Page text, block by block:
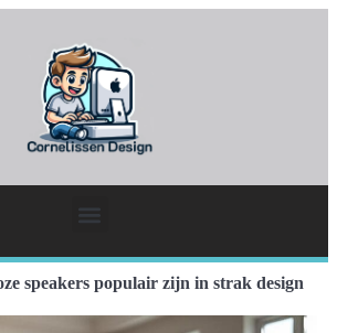
speakers populair zijn in strak design